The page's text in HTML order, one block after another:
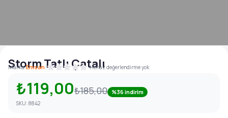
Storm Tatlı Çatalı
Marka:Emsan | Henüz değerlendirme yok
₺119,00₺185,00 %36 indirim
SKU: 8842